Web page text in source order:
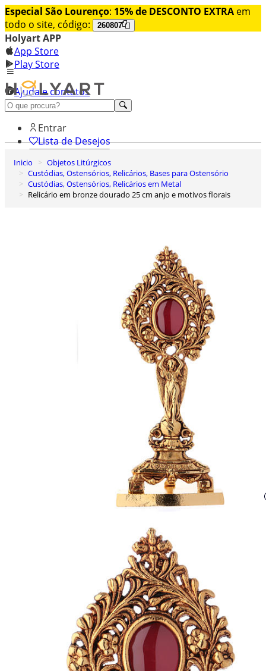
Especial São Lourenço: 15% de DESCONTO EXTRA em
todo o site, código:
260807
Holyart APP
App Store
Play Store
Ajuda e contatos
Conheça premium
Entrar
Lista de Desejos
0
Carrinho de Compras
Inicio
Objetos Litúrgicos
Custódias, Ostensórios, Relicários, Bases para Ostensório
Custódias, Ostensórios, Relicários em Metal
Relicário em bronze dourado 25 cm anjo e motivos florais